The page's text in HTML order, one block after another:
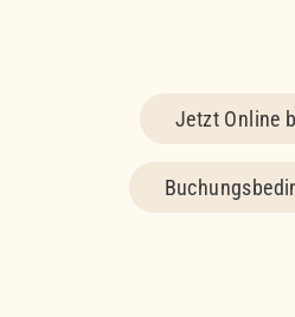
Jetzt Online